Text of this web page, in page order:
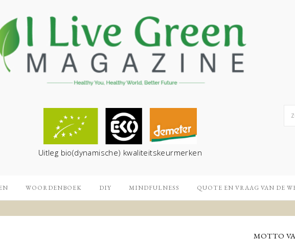
Uitleg bio(dynamische) kwaliteitskeurmerken
WOORDENBOEK DIY MINDFULNESS QUOTE EN VRAAG VAN DE
MOTTO